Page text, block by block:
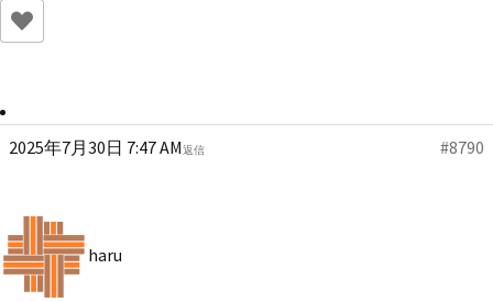
2025年7月30日 7:47 AM #8790
返信
haru